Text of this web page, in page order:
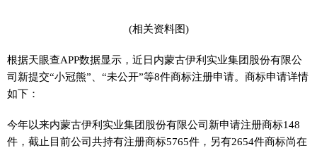
(相关资料图)
根据天眼查APP数据显示，近日内蒙古伊利实业集团股份有限公
司新提交“小冠熊”、“未公开”等8件商标注册申请。商标申请详情
如下：
今年以来内蒙古伊利实业集团股份有限公司新申请注册商标148
件，截止目前公司共持有注册商标5765件，另有2654件商标尚在